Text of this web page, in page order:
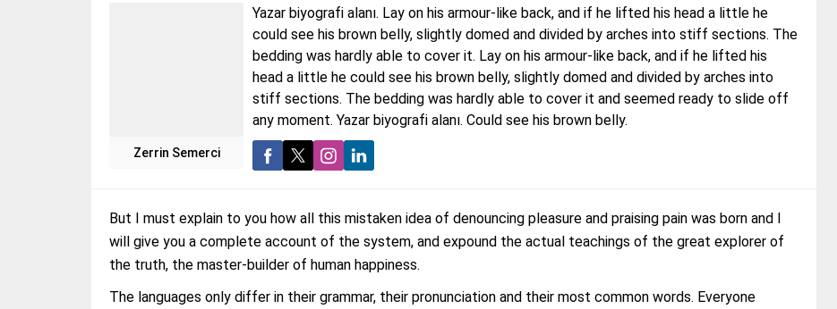
Zerrin Semerci
Yazar biyografi alanı. Lay on his armour-like back, and if he lifted his head a little he
could see his brown belly, slightly domed and divided by arches into stiff sections. The
bedding was hardly able to cover it. Lay on his armour-like back, and if he lifted his
head a little he could see his brown belly, slightly domed and divided by arches into
stiff sections. The bedding was hardly able to cover it and seemed ready to slide off
any moment. Yazar biyografi alanı. Could see his brown belly.
But I must explain to you how all this mistaken idea of denouncing pleasure and praising pain was born and I
will give you a complete account of the system, and expound the actual teachings of the great explorer of
the truth, the master-builder of human happiness.
The languages only differ in their grammar, their pronunciation and their most common words. Everyone